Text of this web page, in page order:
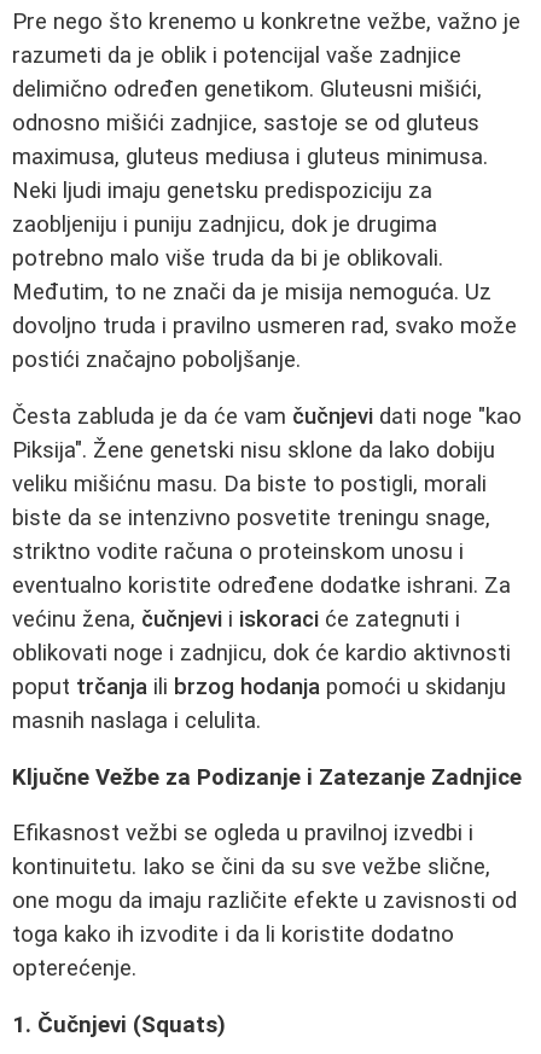
Pre nego što krenemo u konkretne vežbe, važno je
razumeti da je oblik i potencijal vaše zadnjice
delimično određen genetikom. Gluteusni mišići,
odnosno mišići zadnjice, sastoje se od gluteus
maximusa, gluteus mediusa i gluteus minimusa.
Neki ljudi imaju genetsku predispoziciju za
zaobljeniju i puniju zadnjicu, dok je drugima
potrebno malo više truda da bi je oblikovali.
Međutim, to ne znači da je misija nemoguća. Uz
dovoljno truda i pravilno usmeren rad, svako može
postići značajno poboljšanje.
Česta zabluda je da će vam čučnjevi dati noge "kao
Piksija". Žene genetski nisu sklone da lako dobiju
veliku mišićnu masu. Da biste to postigli, morali
biste da se intenzivno posvetite treningu snage,
striktno vodite računa o proteinskom unosu i
eventualno koristite određene dodatke ishrani. Za
većinu žena, čučnjevi i iskoraci će zategnuti i
oblikovati noge i zadnjicu, dok će kardio aktivnosti
poput trčanja ili brzog hodanja pomoći u skidanju
masnih naslaga i celulita.
Ključne Vežbe za Podizanje i Zatezanje Zadnjice
Efikasnost vežbi se ogleda u pravilnoj izvedbi i
kontinuitetu. Iako se čini da su sve vežbe slične,
one mogu da imaju različite efekte u zavisnosti od
toga kako ih izvodite i da li koristite dodatno
opterećenje.
1. Čučnjevi (Squats)